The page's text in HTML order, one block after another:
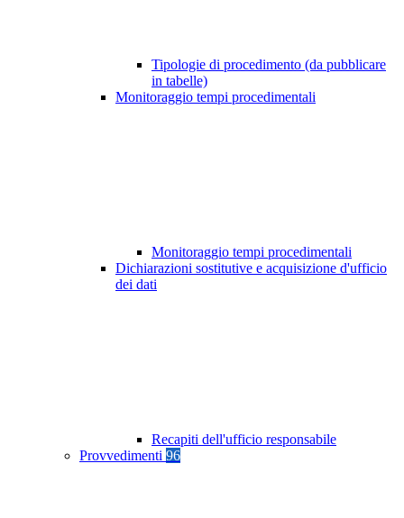
Tipologie di procedimento (da pubblicare
in tabelle)
Monitoraggio tempi procedimentali
Monitoraggio tempi procedimentali
Dichiarazioni sostitutive e acquisizione d'ufficio
dei dati
Recapiti dell'ufficio responsabile
Provvedimenti 96